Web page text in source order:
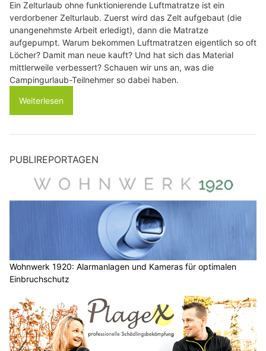
Ein Zelturlaub ohne funktionierende Luftmatratze ist ein
verdorbener Zelturlaub. Zuerst wird das Zelt aufgebaut (die
unangenehmste Arbeit erledigt), dann die Matratze
aufgepumpt. Warum bekommen Luftmatratzen eigentlich so oft
Löcher? Damit man neue kauft? Und hat sich das Material
mittlerweile verbessert? Schauen wir uns an, was die
Campingurlaub-Teilnehmer so dabei haben.
Weiterlesen
PUBLIREPORTAGEN
Wohnwerk 1920: Alarmanlagen und Kameras für optimalen
Einbruchschutz